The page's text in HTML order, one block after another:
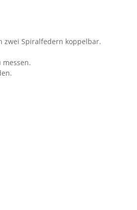
zwei Spiralfedern koppelbar.